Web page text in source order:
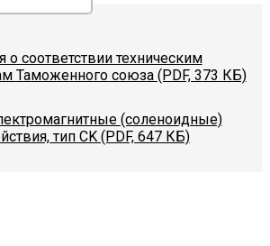
о соответствии техническим
Таможенного союза (PDF, 373 КБ)
(соленоидные)
тип CK (PDF, 647 КБ)